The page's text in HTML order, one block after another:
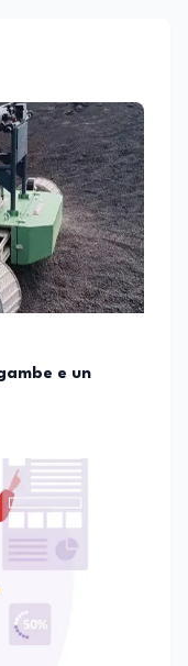
ai temi della
cercando di
divulgativo,
veridicità. Tra
sport, la cucina,
comedy: un
a
di testi comici.
e un